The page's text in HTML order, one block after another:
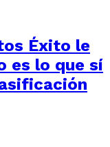
Éxito le
es lo que sí